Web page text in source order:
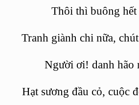
Thôi thì buông hết
Tranh giành chi nữa, ch
Người ơi! danh hão
Hạt sương đầu cỏ, cuộc